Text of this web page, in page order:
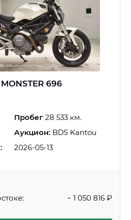
696
Пробег 28 533 км.
Аукцион: BDS Kantou
2026-05-13
~ 1 050 816 ₽